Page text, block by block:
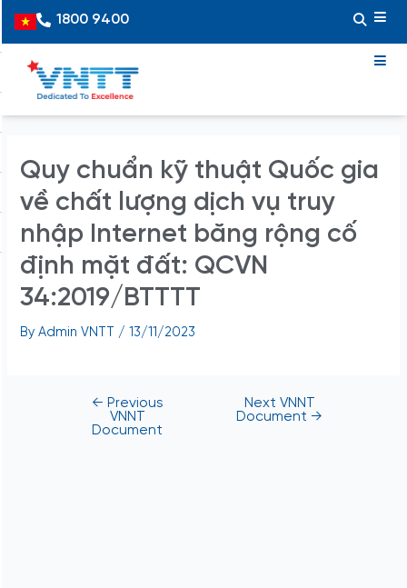
content
Vietnamese
1800 9400
Quy chuẩn kỹ thuật Quốc gia
về chất lượng dịch vụ truy
nhập Internet băng rộng cố
định mặt đất: QCVN
34:2019/BTTTT
ByAdmin VNTT /13/11/2023
navigation
← Previous
VNNT
Document
Next VNNT
Document →